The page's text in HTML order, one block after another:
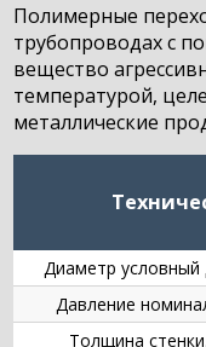
Полимерные
трубопроводах с
вещество
температурой,
металлические
Диаметр условный
Давление
Толщина